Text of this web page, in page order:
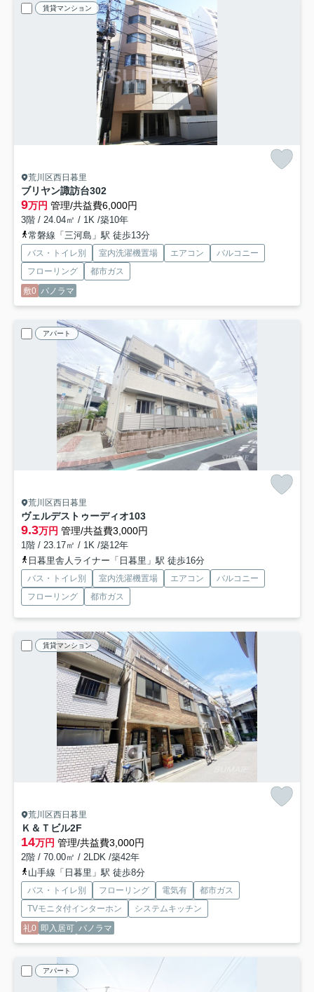
賃貸マンション
荒川区西日暮里
ブリヤン諏訪台302
9万円 管理/共益費6,000円
3階 / 24.04㎡ / 1K /築10年
常磐線「三河島」駅 徒歩13分
バス・トイレ別 室内洗濯機置場 エアコン
バルコニー
フローリング
都市ガス
敷0 パノラマ
アパート
荒川区西日暮里
ヴェルデストゥーディオ103
9.3万円 管理/共益費3,000円
1階 / 23.17㎡ / 1K /築12年
日暮里舎人ライナー「日暮里」駅 徒歩16分
バス・トイレ別 室内洗濯機置場 エアコン
バルコニー
フローリング
都市ガス
賃貸マンション
荒川区西日暮里
Ｋ＆Ｔビル2F
14万円 管理/共益費3,000円
2階 / 70.00㎡ / 2LDK /築42年
山手線「日暮里」駅 徒歩8分
バス・トイレ別 フローリング 電気有
都市ガス
TVモニタ付インターホン
システムキッチン
礼0 即入居可 パノラマ
アパート